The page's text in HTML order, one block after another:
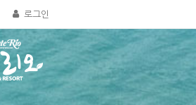
로그인
스케치북5